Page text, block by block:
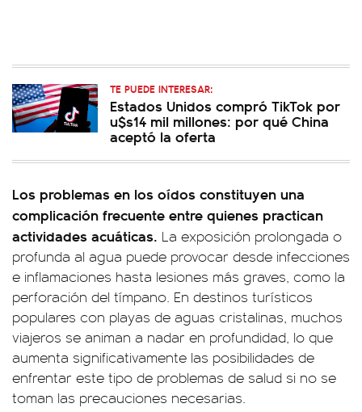
TE PUEDE INTERESAR:
Estados Unidos compró TikTok por
u$s14 mil millones: por qué China
aceptó la oferta
Los problemas en los oídos constituyen una
complicación frecuente entre quienes practican
actividades acuáticas. La exposición prolongada o
profunda al agua puede provocar desde infecciones
e inflamaciones hasta lesiones más graves, como la
perforación del tímpano. En destinos turísticos
populares con playas de aguas cristalinas, muchos
viajeros se animan a nadar en profundidad, lo que
aumenta significativamente las posibilidades de
enfrentar este tipo de problemas de salud si no se
toman las precauciones necesarias.